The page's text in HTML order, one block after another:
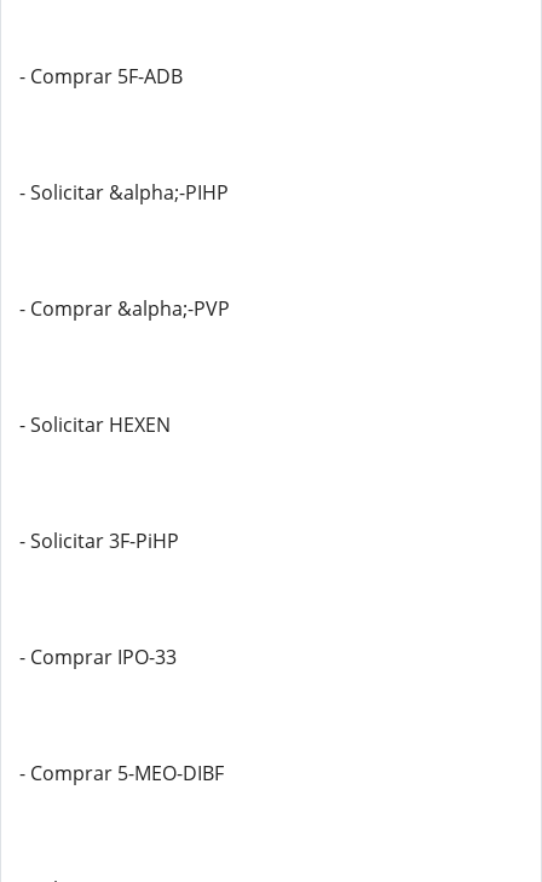
- Comprar 5F-ADB
- Solicitar &alpha;-PIHP
- Comprar &alpha;-PVP
- Solicitar HEXEN
- Solicitar 3F-PiHP
- Comprar IPO-33
- Comprar 5-MEO-DIBF